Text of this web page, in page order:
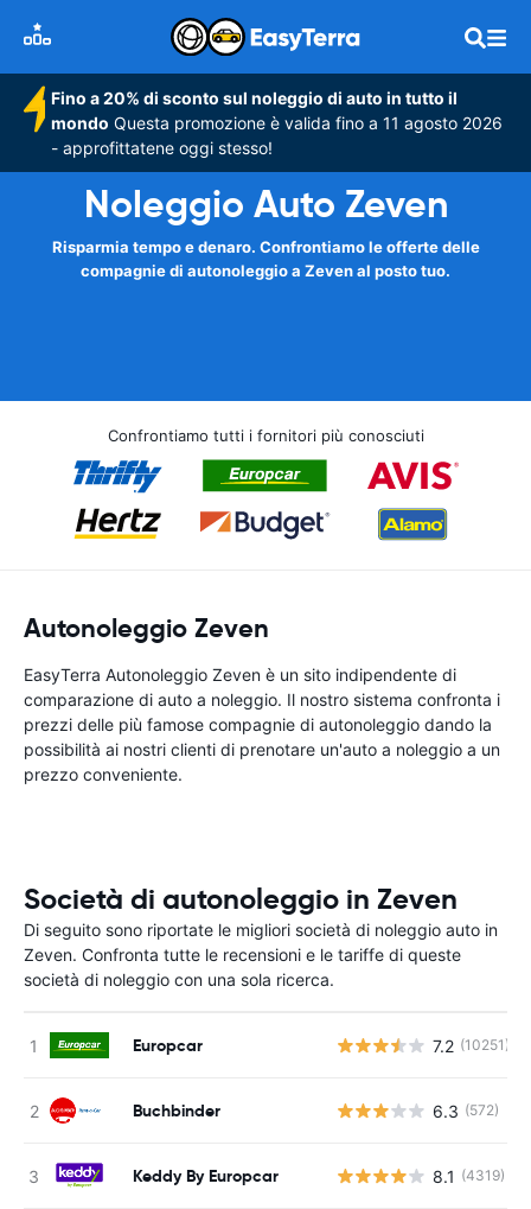
Fino a 20% di sconto sul noleggio di auto in tutto il
mondo Questa promozione è valida fino a 11 agosto 2026
- approfittatene oggi stesso!
Noleggio Auto Zeven
Risparmia tempo e denaro. Confrontiamo le offerte delle
compagnie di autonoleggio a Zeven al posto tuo.
Confrontiamo tutti i fornitori più conosciuti
Autonoleggio Zeven
EasyTerra Autonoleggio Zeven è un sito indipendente di
comparazione di auto a noleggio. Il nostro sistema confronta i
prezzi delle più famose compagnie di autonoleggio dando la
possibilità ai nostri clienti di prenotare un'auto a noleggio a un
prezzo conveniente.
Società di autonoleggio in Zeven
Di seguito sono riportate le migliori società di noleggio auto in
Zeven. Confronta tutte le recensioni e le tariffe di queste
società di noleggio con una sola ricerca.
Europcar 7.2 (10251)
Buchbinder 6.3 (572)
Keddy By Europcar 8.1 (4319)